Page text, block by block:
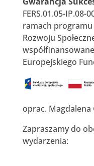
FERS.01.05-
ramach programu
Rozwoju
Europejskiego
oprac. Magdalena
Zapraszamy do
wydarzenia: